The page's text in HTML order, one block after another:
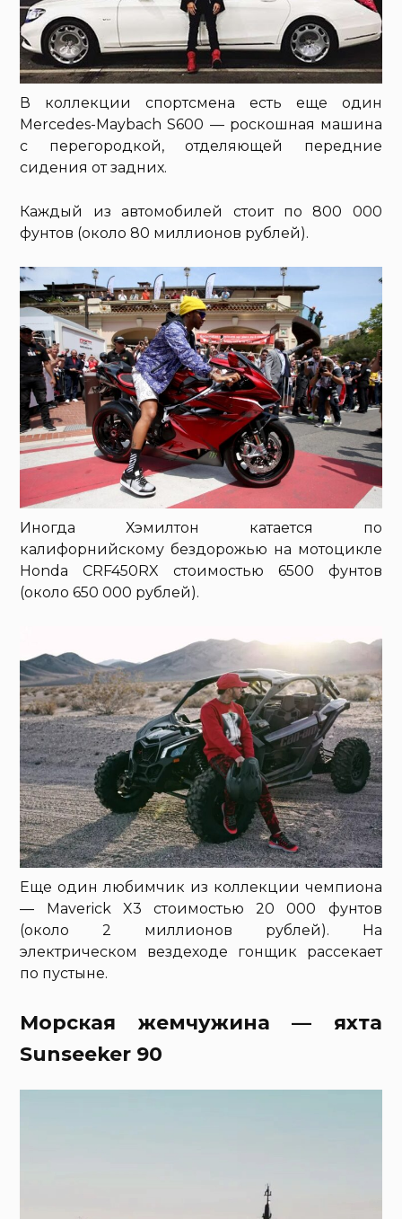
В коллекции спортсмена есть еще один
Mercedes-Maybach S600 — роскошная машина
с перегородкой, отделяющей передние
сидения от задних.
Каждый из автомобилей стоит по 800 000
фунтов (около 80 миллионов рублей).
Иногда Хэмилтон катается по
калифорнийскому бездорожью на мотоцикле
Honda CRF450RX стоимостью 6500 фунтов
(около 650 000 рублей).
Еще один любимчик из коллекции чемпиона
— Maverick X3 стоимостью 20 000 фунтов
(около 2 миллионов рублей). На
электрическом вездеходе гонщик рассекает
по пустыне.
Морская жемчужина — яхта
Sunseeker 90